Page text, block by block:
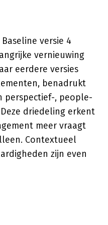
versie 4
vernieuwing
eerdere versies
benadrukt
perspectief-, people-
driedeling erkent
meer vraagt
Contextueel
zijn even